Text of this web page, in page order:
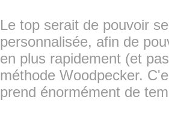
Le top serait de pouvoir
personnalisée, afin de
en plus rapidement (et
méthode Woodpecker.
prend énormément de